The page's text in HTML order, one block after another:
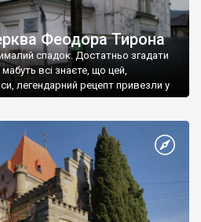
Феодора Тирона
спадок. Достатньо згадати
всі знаєте, що цей,
легендарний рецепт привезли у